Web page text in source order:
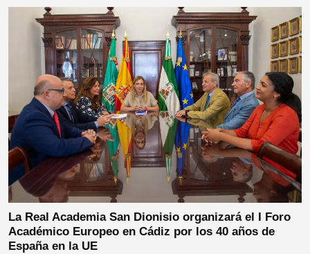
La Real Academia San Dionisio organizará el I Foro
Académico Europeo en Cádiz por los 40 años de
España en la UE